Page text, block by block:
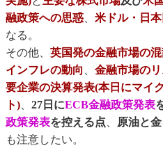
融政策への思惑、 米ドル・日
なる。
その他、 英国発の金融市場の
インフレの動向 、 金融市場の
要企業の決算発表(本日にマイ
ト)、 27日にECB金融政策発表
政策発表を控える点、 原油と
も注意したい。